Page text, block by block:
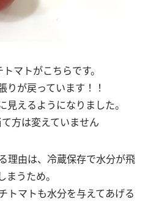
マトがこちらです。
りが戻っています！！
えるようになりました。
方は変えていません
理由は、冷蔵保存で水分が飛
うため。
トマトも水分を与えてあげる